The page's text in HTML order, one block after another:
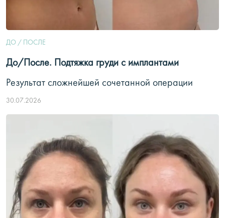
ДО / ПОСЛЕ
До/После. Подтяжка груди с имплантами
Результат сложнейшей сочетанной операции
30.07.2026